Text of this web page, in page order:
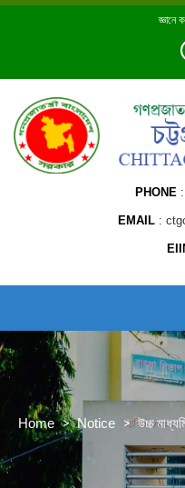
Skip
জ্ঞানে
PHONE
EMAIL
Home > Notice > উচ্চ